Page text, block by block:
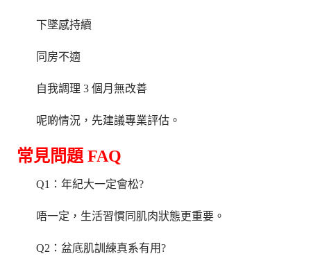
下墜感持續
同房不適
自我調理 3 個月無改善
呢啲情況，先建議專業評估。
常見問題 FAQ
Q1：年紀大一定會松?
唔一定，生活習慣同肌肉狀態更重要。
Q2：盆底肌訓練真系有用?